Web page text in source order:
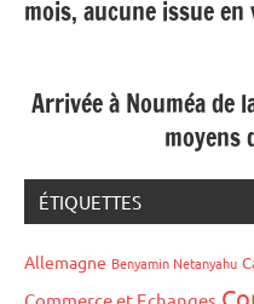
l’article
mois, aucune issue en
Arrivée à Nouméa de
moyens
ÉTIQUETTES
Allemagne Benyamin Netanyahu